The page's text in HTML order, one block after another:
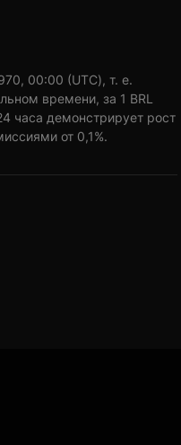
00:00 (UTC), т. е.
времени, за 1 BRL
часа демонстрирует рост
от 0,1%.